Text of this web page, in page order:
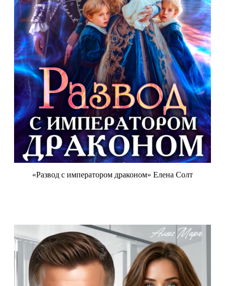
«Развод с императором драконом» Елена Солт